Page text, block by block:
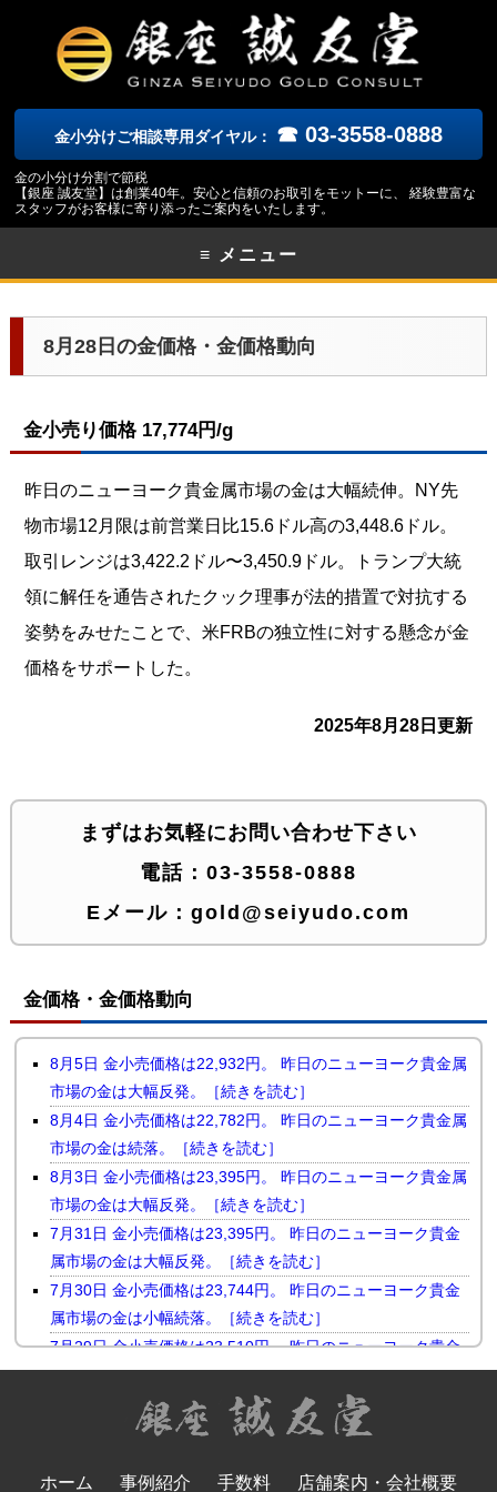
金小分けご相談専用ダイヤル： ☎ 03-3558-0888
金の小分け分割で節税
【銀座 誠友堂】は創業40年。安心と信頼のお取引をモットーに、 経験豊富な
スタッフがお客様に寄り添ったご案内をいたします。
≡ メニュー
8月28日の金価格・金価格動向
金小売り価格 17,774円/g
昨日のニューヨーク貴金属市場の金は大幅続伸。NY先
物市場12月限は前営業日比15.6ドル高の3,448.6ドル。
取引レンジは3,422.2ドル〜3,450.9ドル。トランプ大統
領に解任を通告されたクック理事が法的措置で対抗する
姿勢をみせたことで、米FRBの独立性に対する懸念が金
価格をサポートした。
2025年8月28日更新
まずはお気軽にお問い合わせ下さい
電話： 03-3558-0888
Eメール： gold@seiyudo.com
金価格・金価格動向
8月5日 金小売価格は22,932円。 昨日のニューヨーク貴金属
市場の金は大幅反発。［続きを読む］
8月4日 金小売価格は22,782円。 昨日のニューヨーク貴金属
市場の金は続落。［続きを読む］
8月3日 金小売価格は23,395円。 昨日のニューヨーク貴金属
市場の金は大幅反発。［続きを読む］
7月31日 金小売価格は23,395円。 昨日のニューヨーク貴金
属市場の金は大幅反発。［続きを読む］
7月30日 金小売価格は23,744円。 昨日のニューヨーク貴金
属市場の金は小幅続落。［続きを読む］
7月29日 金小売価格は23,510円。 昨日のニューヨーク貴金
属市場の金は反落。［続きを読む］
7月28日 金小売価格は23,731円。 昨日のニューヨーク貴金
属市場の金は続伸。［続きを読む］
金属市場の金は反発。［続きを読む］
ホーム 事例紹介 手数料 店舗案内・会社概要